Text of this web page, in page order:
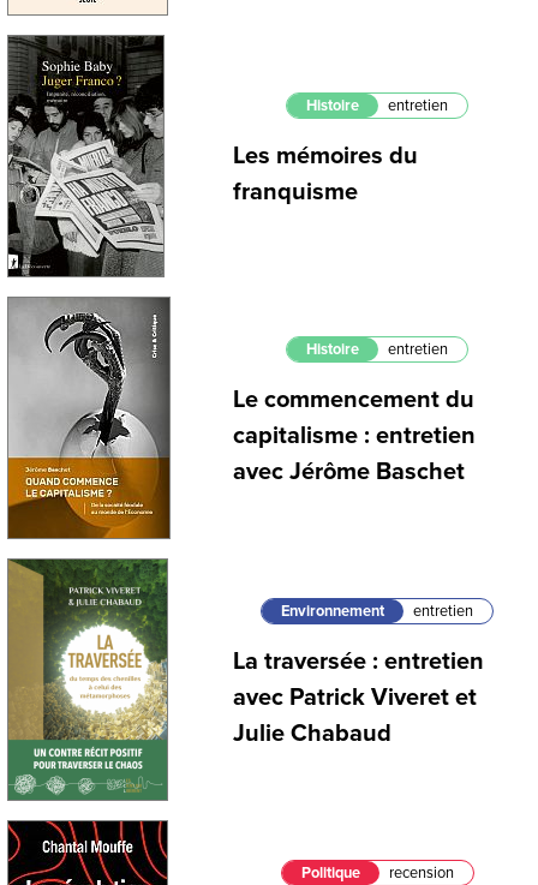
Histoire entretien
Les mémoires du
franquisme
Histoire entretien
Le commencement du
capitalisme : entretien
avec Jérôme Baschet
Environnement entretien
La traversée : entretien
avec Patrick Viveret et
Julie Chabaud
Politique recension